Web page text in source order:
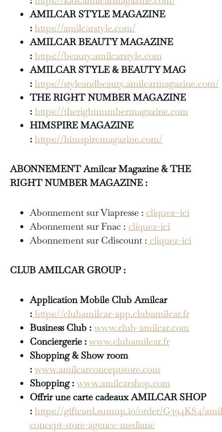
AMILCAR STYLE MAGAZINE
: https://amilcarstyle.com/
AMILCAR BEAUTY MAGAZINE
: https://beauty.amilcarstyle.com
AMILCAR STYLE & BEAUTY MAG
: https://styleandbeauty.amilcarmagazine.com/
THE RIGHT NUMBER MAGAZINE
: https://therightnumbermagazine.com
HIMSPIRE MAGAZINE
: https://himspiremagazine.com/
ABONNEMENT Amilcar Magazine & THE
RIGHT NUMBER MAGAZINE :
Abonnement sur Viapresse : cliquez–ici
Abonnement sur Fnac : cliquez-ici
Abonnement sur Cdiscount : cliquez-ici
CLUB AMILCAR GROUP :
Application Mobile Club Amilcar
: https://clubamilcar-app.clubamilcar.fr
Business Club : www.club-amilcar.com
Conciergerie : www.clubamilcar.fr
Shopping & Show room
: www.amilcarconceptstore.com
Shopping : www.amilcarshop.com
Offrir une carte cadeaux AMILCAR SHOP
: https://giftcard.sumup.io/order/G394KS4/
concept-store-agence-mediane